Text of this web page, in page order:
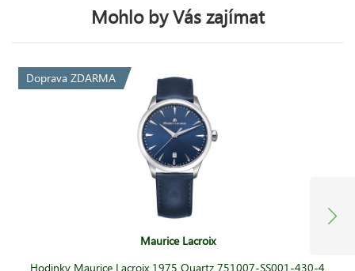
Mohlo by Vás zajímat
Doprava ZDARMA
Maurice Lacroix
Hodinky Maurice Lacroix 1975 Quartz 751007-SS001-430-4